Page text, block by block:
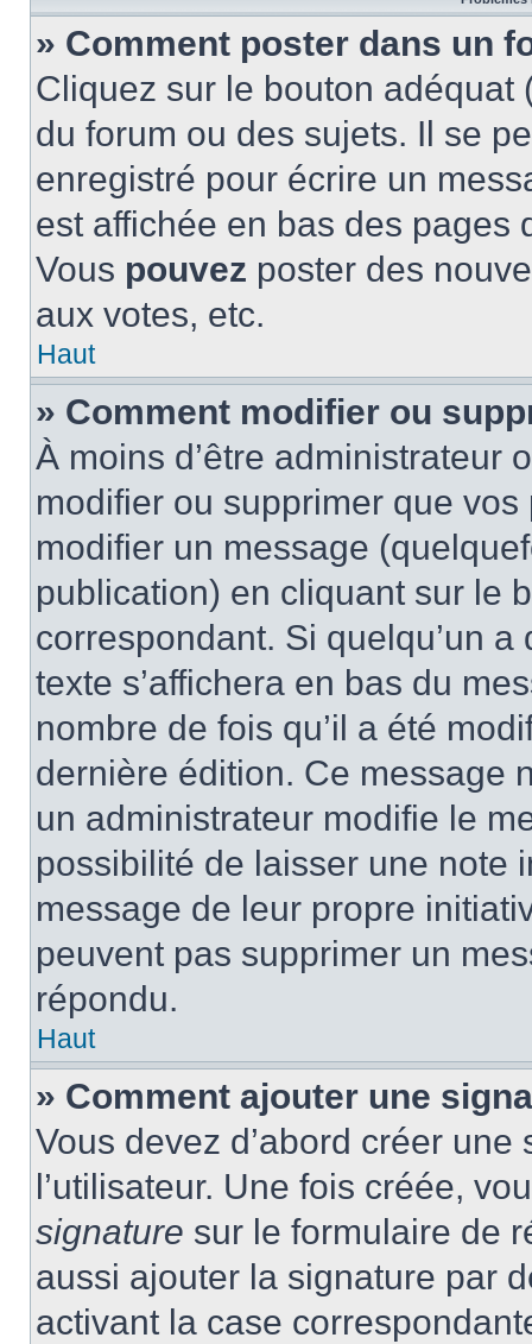
» Comment poster dans un
Cliquez sur le bouton
du forum ou des sujets. Il se
enregistré pour écrire un
est affichée en bas des pages
Vous pouvez poster des
aux votes, etc.
Haut
» Comment modifier ou
À moins d’être administrateur
modifier ou supprimer que
modifier un message
publication) en cliquant sur le
correspondant. Si quelqu’un
texte s’affichera en bas du
nombre de fois qu’il a été
dernière édition. Ce message
un administrateur modifie le
possibilité de laisser une note
message de leur propre
peuvent pas supprimer un
répondu.
Haut
» Comment ajouter une
Vous devez d’abord créer
l’utilisateur. Une fois créée,
signature sur le formulaire de
aussi ajouter la signature par
activant la case